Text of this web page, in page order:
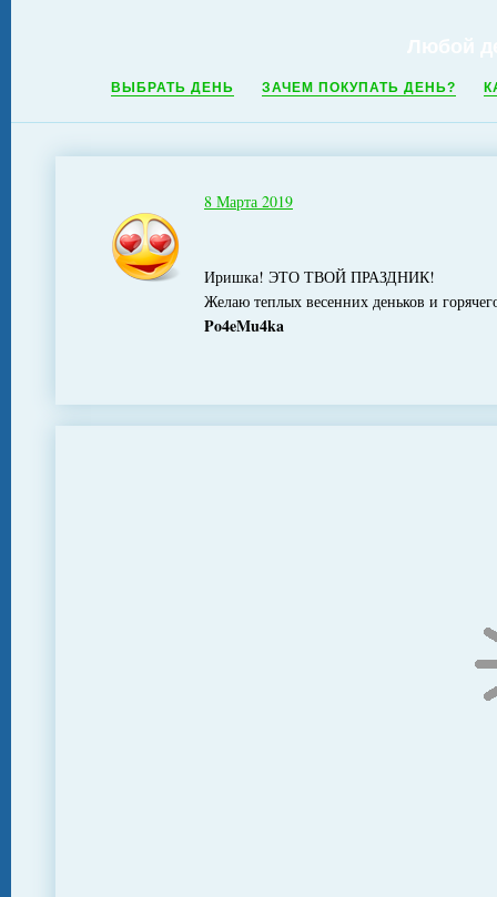
ВЫБРАТЬ ДЕНЬ ЗАЧЕМ ПОКУПАТЬ ДЕНЬ?
8 Марта 2019
Иришка! ЭТО ТВОЙ ПРАЗДНИК!
Желаю теплых весенних деньков и
Po4eMu4ka